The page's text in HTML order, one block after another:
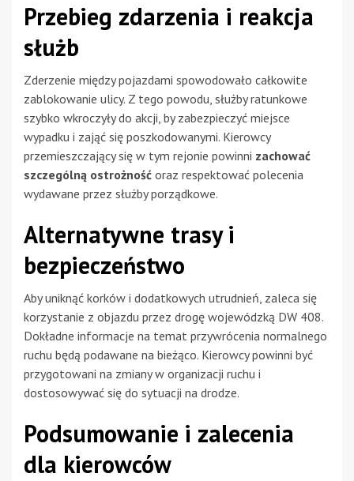
Przebieg zdarzenia i reakcja
służb
Zderzenie między pojazdami spowodowało całkowite
zablokowanie ulicy. Z tego powodu, służby ratunkowe
szybko wkroczyły do akcji, by zabezpieczyć miejsce
wypadku i zająć się poszkodowanymi. Kierowcy
przemieszczający się w tym rejonie powinni zachować
szczególną ostrożność oraz respektować polecenia
wydawane przez służby porządkowe.
Alternatywne trasy i
bezpieczeństwo
Aby uniknąć korków i dodatkowych utrudnień, zaleca się
korzystanie z objazdu przez drogę wojewódzką DW 408.
Dokładne informacje na temat przywrócenia normalnego
ruchu będą podawane na bieżąco. Kierowcy powinni być
przygotowani na zmiany w organizacji ruchu i
dostosowywać się do sytuacji na drodze.
Podsumowanie i zalecenia
dla kierowców